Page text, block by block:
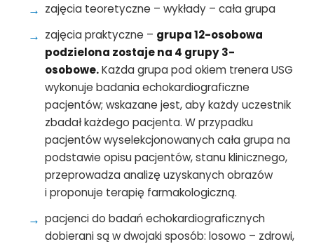
zajęcia teoretyczne – wykłady – cała grupa
zajęcia praktyczne – grupa 12-osobowa
podzielona zostaje na 4 grupy 3-
osobowe.Każda grupa pod okiem trenera USG
wykonuje badania echokardiograficzne
pacjentów; wskazane jest, aby każdy uczestnik
zbadał każdego pacjenta. W przypadku
pacjentów wyselekcjonowanych cała grupa na
podstawie opisu pacjentów, stanu klinicznego,
przeprowadza analizę uzyskanych obrazów
i proponuje terapię farmakologiczną.
pacjenci do badań echokardiograficznych
dobierani są w dwojaki sposób: losowo – zdrowi,